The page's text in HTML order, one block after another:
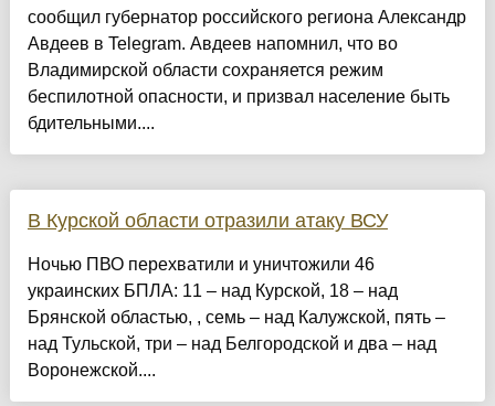
сообщил губернатор российского региона Александр
Авдеев в Telegram. Авдеев напомнил, что во
Владимирской области сохраняется режим
беспилотной опасности, и призвал население быть
бдительными....
В Курской области отразили атаку ВСУ
Ночью ПВО перехватили и уничтожили 46
украинских БПЛА: 11 – над Курской, 18 – над
Брянской областью, , семь – над Калужской, пять –
над Тульской, три – над Белгородской и два – над
Воронежской....